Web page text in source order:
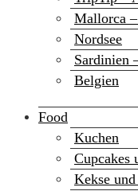
Mallorca
Nordsee
Sardinien
Belgien
Food
Kuchen
Cupcakes
Kekse